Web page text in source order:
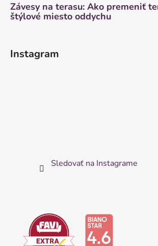
Závesy na terasu: Ako premeniť
štýlové miesto oddychu
Instagram
Sledovať na Instagrame